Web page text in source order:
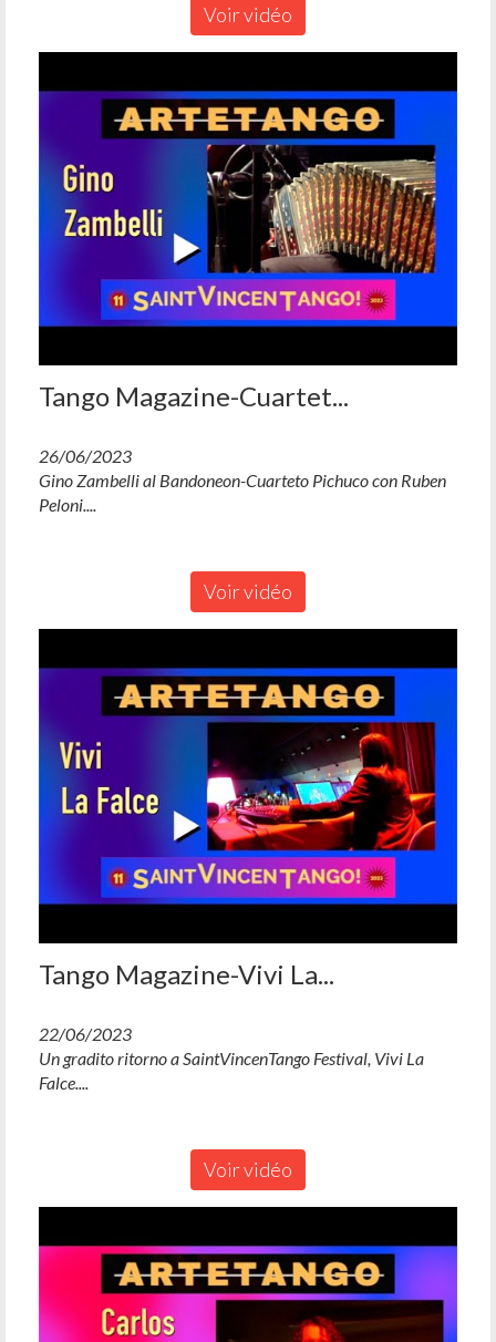
Voir vidéo
Tango Magazine-Cuartet...
26/06/2023
Gino Zambelli al Bandoneon-Cuarteto Pichuco con Ruben
Peloni....
Voir vidéo
Tango Magazine-Vivi La...
22/06/2023
Un gradito ritorno a SaintVincenTango Festival, Vivi La
Falce....
Voir vidéo